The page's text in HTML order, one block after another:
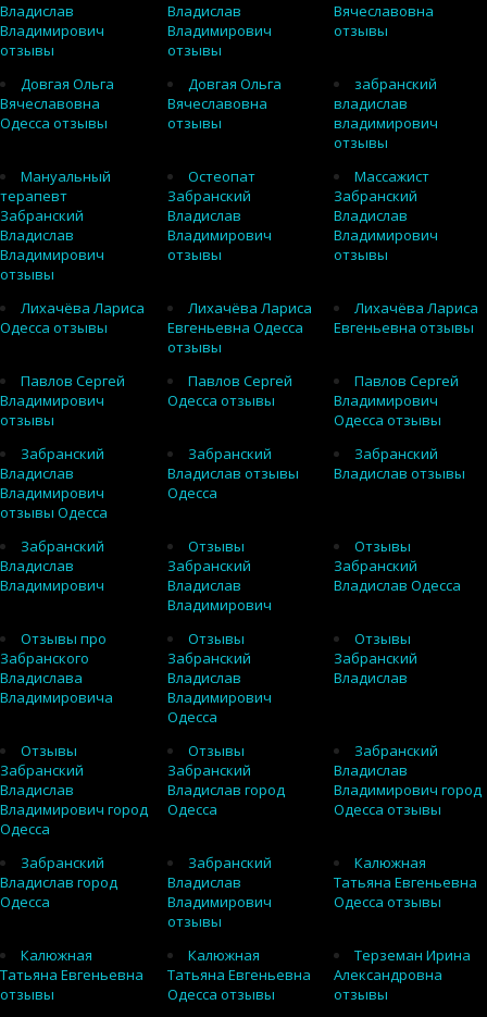
Владислав
Владимирович
отзывы
Владислав
Владимирович
отзывы
Вячеславовна
отзывы
Довгая Ольга
Вячеславовна
Одесса отзывы
Довгая Ольга
Вячеславовна
отзывы
забранский
владислав
владимирович
отзывы
Мануальный
терапевт
Забранский
Владислав
Владимирович
отзывы
Остеопат
Забранский
Владислав
Владимирович
отзывы
Массажист
Забранский
Владислав
Владимирович
отзывы
Лихачёва Лариса
Одесса отзывы
Лихачёва Лариса
Евгеньевна Одесса
отзывы
Лихачёва Лариса
Евгеньевна отзывы
Павлов Сергей
Владимирович
отзывы
Павлов Сергей
Одесса отзывы
Павлов Сергей
Владимирович
Одесса отзывы
Забранский
Владислав
Владимирович
отзывы Одесса
Забранский
Владислав отзывы
Одесса
Забранский
Владислав отзывы
Забранский
Владислав
Владимирович
Отзывы
Забранский
Владислав
Владимирович
Отзывы
Забранский
Владислав Одесса
Отзывы про
Забранского
Владислава
Владимировича
Отзывы
Забранский
Владислав
Владимирович
Одесса
Отзывы
Забранский
Владислав
Отзывы
Забранский
Владислав
Владимирович город
Одесса
Отзывы
Забранский
Владислав город
Одесса
Забранский
Владислав
Владимирович город
Одесса отзывы
Забранский
Владислав город
Одесса
Забранский
Владислав
Владимирович
отзывы
Калюжная
Татьяна Евгеньевна
Одесса отзывы
Калюжная
Татьяна Евгеньевна
отзывы
Калюжная
Татьяна Евгеньевна
Одесса отзывы
Терземан Ирина
Александровна
отзывы